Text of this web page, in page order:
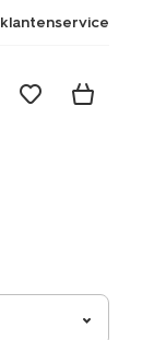
klantenservice